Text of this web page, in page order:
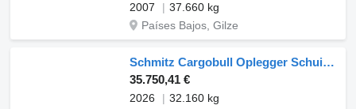
2007
37.660 kg
Países Bajos, Gilze
Schmitz Cargobull Oplegger Schuifzeil Standard nuevo
35.750,41 €
2026
32.160 kg